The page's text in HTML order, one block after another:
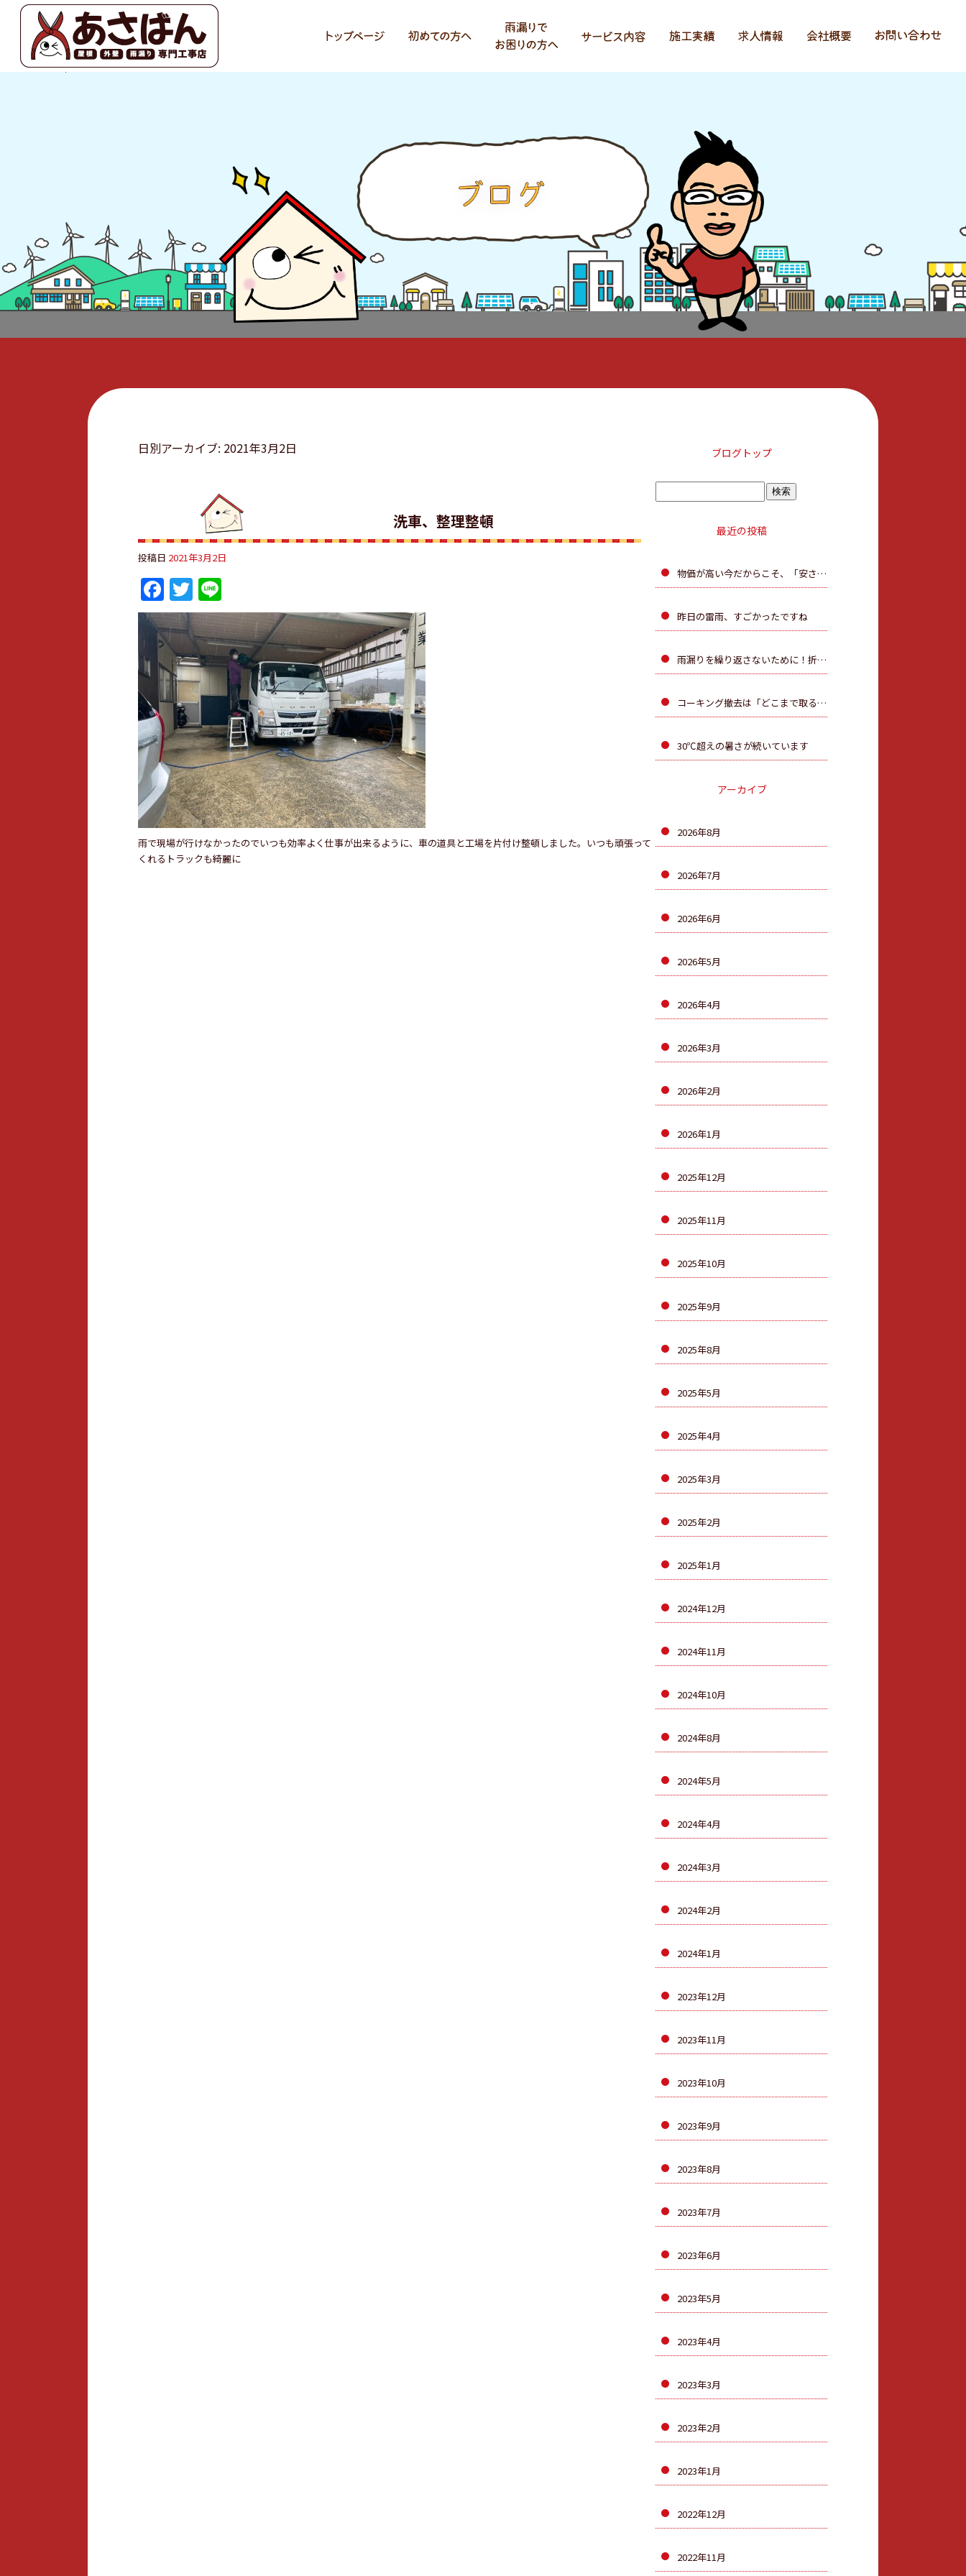
2021 3月 02|あさばん
日別アーカイブ: 2021年3月2日
洗車、整理整頓
投稿日 2021年3月2日
Facebook
Twitter
雨で現場が行けなかったのでいつも効率よく仕事が出来るように、車の道具と工場を片付け整頓しました。いつも頑張って
くれるトラックも綺麗に
ブログトップ
最近の投稿
物価が高い今だからこそ、「安さ」だけで決めないで。
昨日の雷雨、すごかったですね
雨漏りを繰り返さないために！折板屋根のカバー工法を行 いました
コーキング撤去は「どこまで取るか」が大切です！
30℃超えの暑さが続いています
アーカイブ
2026年8月
2026年7月
2026年6月
2026年5月
2026年4月
2026年3月
2026年2月
2026年1月
2025年12月
2025年11月
2025年10月
2025年9月
2025年8月
2025年5月
2025年4月
2025年3月
2025年2月
2025年1月
2024年12月
2024年11月
2024年10月
2024年8月
2024年5月
2024年4月
2024年3月
2024年2月
2024年1月
2023年12月
2023年11月
2023年10月
2023年9月
2023年8月
2023年7月
2023年6月
2023年5月
2023年4月
2023年3月
2023年2月
2023年1月
2022年12月
2022年11月